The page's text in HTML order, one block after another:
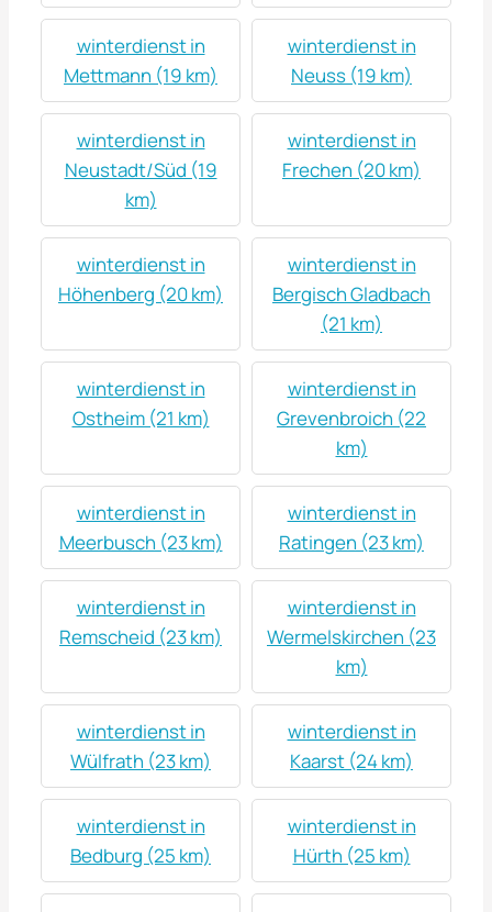
winterdienst in
Mettmann (19 km)
winterdienst in
Neuss (19 km)
winterdienst in
Neustadt/Süd (19
km)
winterdienst in
Frechen (20 km)
winterdienst in
Höhenberg (20 km)
winterdienst in
Bergisch Gladbach
(21 km)
winterdienst in
Ostheim (21 km)
winterdienst in
Grevenbroich (22
km)
winterdienst in
Meerbusch (23 km)
winterdienst in
Ratingen (23 km)
winterdienst in
Remscheid (23 km)
winterdienst in
Wermelskirchen (23
km)
winterdienst in
Wülfrath (23 km)
winterdienst in
Kaarst (24 km)
winterdienst in
Bedburg (25 km)
winterdienst in
Hürth (25 km)